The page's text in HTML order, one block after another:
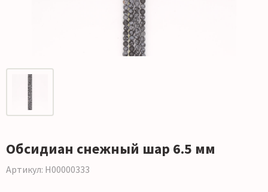
Обсидиан снежный шар 6.5 мм
Артикул: Н00000333